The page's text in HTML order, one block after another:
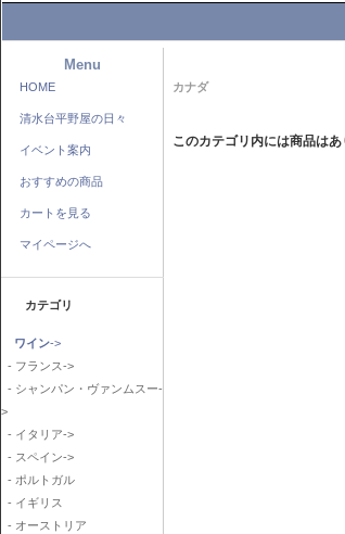
Menu
HOME
清水台平野屋の日々
イベント案内
おすすめの商品
カートを見る
マイページへ
カテゴリ
ワイン->
- フランス->
- シャンパン・ヴァンムスー-
>
- イタリア->
- スペイン->
- ポルトガル
- イギリス
- オーストリア
カナダ
このカテゴリ内には商品はあ